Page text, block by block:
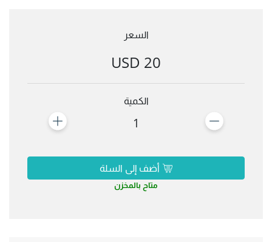
السعر
20 USD
الكمية
1
أضف إلى السلة
متاح بالمخزن